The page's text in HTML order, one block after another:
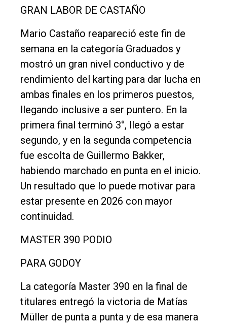
GRAN LABOR DE CASTAÑO
Mario Castaño reapareció este fin de
semana en la categoría Graduados y
mostró un gran nivel conductivo y de
rendimiento del karting para dar lucha en
ambas finales en los primeros puestos,
llegando inclusive a ser puntero. En la
primera final terminó 3°, llegó a estar
segundo, y en la segunda competencia
fue escolta de Guillermo Bakker,
habiendo marchado en punta en el inicio.
Un resultado que lo puede motivar para
estar presente en 2026 con mayor
continuidad.
MASTER 390 PODIO
PARA GODOY
La categoría Master 390 en la final de
titulares entregó la victoria de Matías
Müller de punta a punta y de esa manera